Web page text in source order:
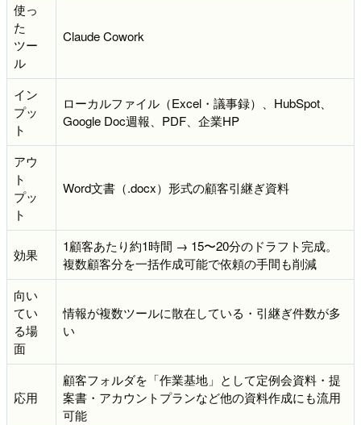
使っ
た
ツー
ル
Claude Cowork
イン
プッ
ト
ローカルファイル（Excel・議事録）、HubSpot、
Google Doc週報、PDF、企業HP
アウ
ト
プッ
ト
Word文書（.docx）形式の顧客引継ぎ資料
効果
1顧客あたり約1時間 → 15〜20分のドラフト完成。
複数顧客分を一括作成可能で依頼の手間も削減
向い
てい
る場
面
情報が複数ツールに散在している・引継ぎ件数が多
い
応用
顧客フォルダを「作業基地」として定例会資料・提
案書・アカウントプランなど他の資料作成にも流用
可能